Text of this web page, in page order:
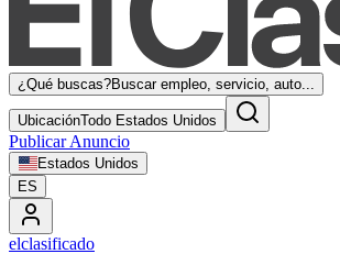
¿Qué buscas?Buscar empleo, servicio, auto...
UbicaciónTodo Estados Unidos
Publicar Anuncio
Estados Unidos
ES
elclasificado